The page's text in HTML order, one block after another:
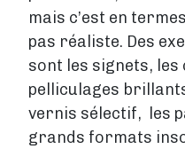
mais c’est en
pas réaliste. Des
sont les signets,
pelliculages
vernis sélectif, les
grands formats